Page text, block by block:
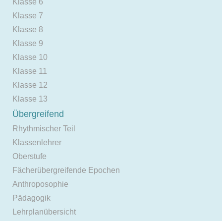
Klasse 6
Klasse 7
Klasse 8
Klasse 9
Klasse 10
Klasse 11
Klasse 12
Klasse 13
Übergreifend
Rhythmischer Teil
Klassenlehrer
Oberstufe
Fächerübergreifende Epochen
Anthroposophie
Pädagogik
Lehrplanübersicht